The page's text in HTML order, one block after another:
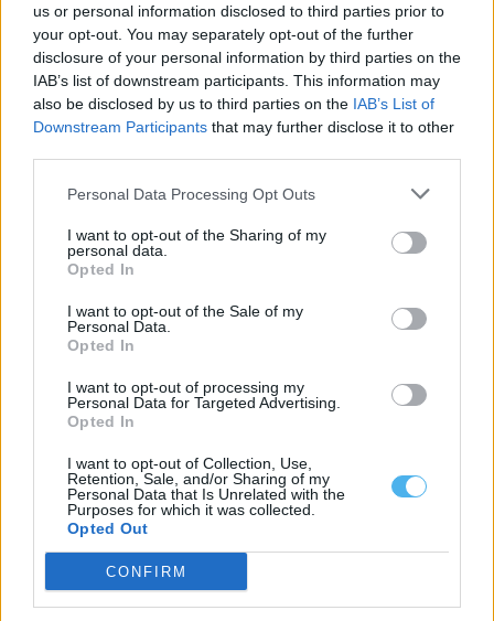
us or personal information disclosed to third parties prior to
your opt-out. You may separately opt-out of the further
disclosure of your personal information by third parties on the
IAB’s list of downstream participants. This information may
also be disclosed by us to third parties on the IAB’s List of
Downstream Participants that may further disclose it to other
Personal Data Processing Opt Outs
I want to opt-out of the Sharing of my
personal data.
Opted In
I want to opt-out of the Sale of my
Personal Data.
Opted In
I want to opt-out of processing my
Personal Data for Targeted Advertising.
Opted In
I want to opt-out of Collection, Use,
Retention, Sale, and/or Sharing of my
Personal Data that Is Unrelated with the
Purposes for which it was collected.
Opted Out
CONFIRM
Almodôvar: Município altera regulamento de apoio ao
movimento associativo
A Câmara de Almodôvar, no distrito de Beja, vai avançar com a
alteração ao...
24 Junho, 2026 - 13:30
Câmara de Almodôvar cria zona de apoio à população contra
ondas de calor
criada pela Câmara de...
23 Junho, 2026 - 12:51